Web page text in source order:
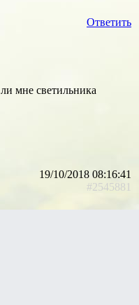
Ответить
мне светильника
19/10/2018 08:16:41
#2545881